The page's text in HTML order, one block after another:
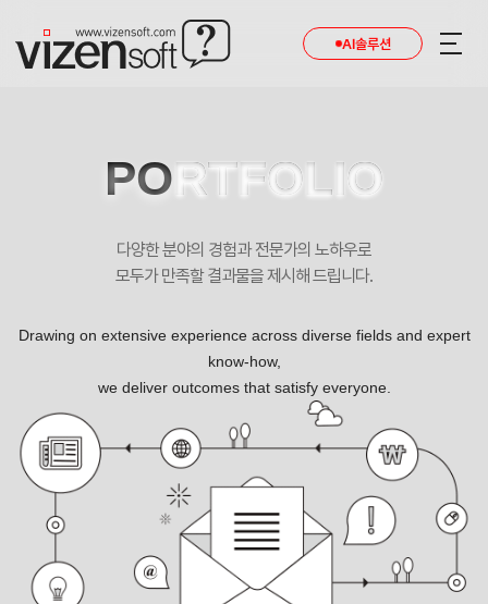
AI솔루션
PORTFOLIO
다양한 분야의 경험과 전문가의 노하우로
모두가 만족할 결과물을 제시해 드립니다.
Drawing on extensive experience across diverse fields and expert
know-how,
we deliver outcomes that satisfy everyone.